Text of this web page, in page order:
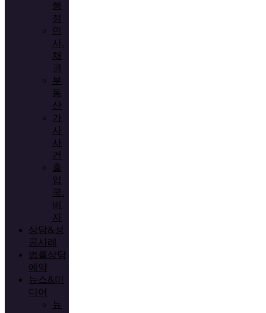
행
정
민
사.
채
권
부
동
산
가
사
사
건
출
입
국.
비
자
상담&성
공사례
법률상담
예약
뉴스&미
디어
뉴